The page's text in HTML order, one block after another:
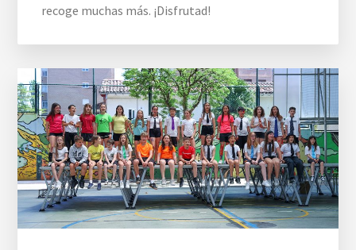
recoge muchas más. ¡Disfrutad!